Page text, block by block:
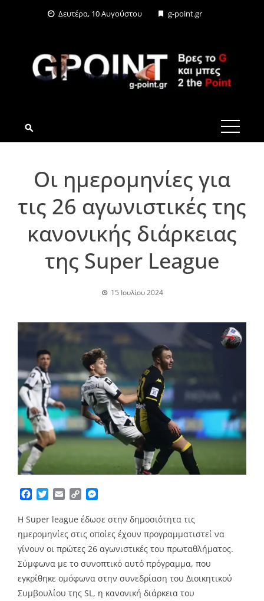
Δευτέρα, 10 Αυγούστου g-point.gr
G-POINT.GR
Οι ημερομηνίες για
τις 26 αγωνιστικές της
κανονικής διάρκειας
της Super League
15 Ιουλίου 2024
Facebook
TwitterEmailCopy
Η Super league έδωσε στην δημοσιότητα τις
ημερομηνίες στις οποίες έχουν προγραμματιστεί να
γίνουν οι πρώτες 26 αγωνιστικές του πρωταθλήματος.
Σύμφωνα με το συνοπτικό αυτό πρόγραμμα, που
εγκρίθηκε ομόφωνα στην συνεδρίαση του Διοικητικού
Συμβουλίου της SL, η κανονική διάρκεια του